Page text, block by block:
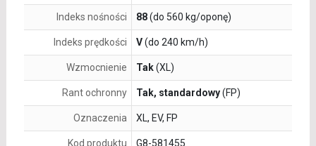
Indeks nośności 88(do 560 kg/oponę)
Indeks prędkości V(do 240 km/h)
Wzmocnienie Tak(XL)
Rant ochronny Tak, standardowy(FP)
Oznaczenia XL, EV, FP
Kod produktu G8-581455